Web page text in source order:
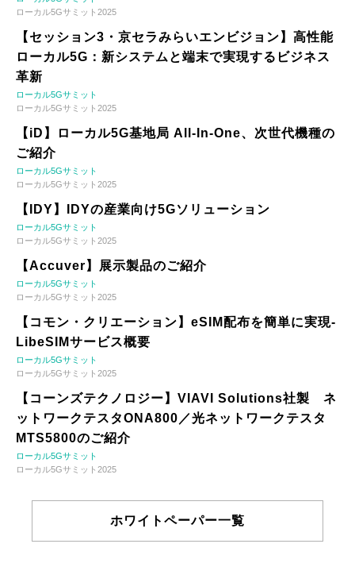
ローカル5Gサミット2025
【セッション3・京セラみらいエンビジョン】高性能
ローカル5G：新システムと端末で実現するビジネス
革新
ローカル5Gサミット
ローカル5Gサミット2025
【iD】ローカル5G基地局 All-In-One、次世代機種の
ご紹介
ローカル5Gサミット
ローカル5Gサミット2025
【IDY】IDYの産業向け5Gソリューション
ローカル5Gサミット
ローカル5Gサミット2025
【Accuver】展示製品のご紹介
ローカル5Gサミット
ローカル5Gサミット2025
【コモン・クリエーション】eSIM配布を簡単に実現-
LibeSIMサービス概要
ローカル5Gサミット
ローカル5Gサミット2025
【コーンズテクノロジー】VIAVI Solutions社製 ネ
ットワークテスタONA800／光ネットワークテスタ
MTS5800のご紹介
ローカル5Gサミット
ローカル5Gサミット2025
ホワイトペーパー一覧